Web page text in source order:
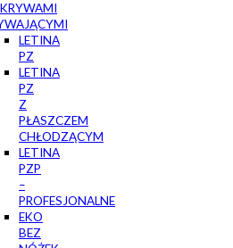
LETINA
PZ
LETINA
PZ
Z
PŁASZCZEM
CHŁODZĄCYM
LETINA
PZP
–
PROFESJONALNE
EKO
BEZ